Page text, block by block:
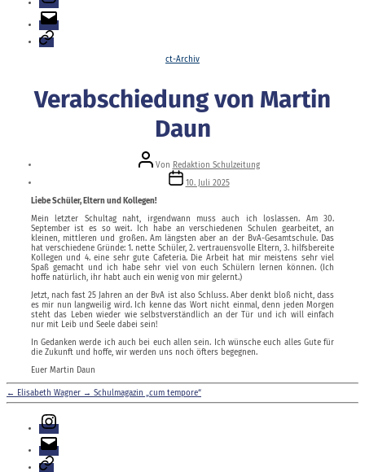
E-
Mail
Login
Kategorien
ct-Archiv
Verabschiedung von Martin
Daun
Beitragsautor
Von Redaktion Schulzeitung
Veröffentlichungsdatum
10. Juli 2025
Liebe Schüler, Eltern und Kollegen!
Mein letzter Schultag naht, irgendwann muss auch ich loslassen. Am 30.
September ist es so weit. Ich habe an verschiedenen Schulen gearbeitet, an
kleinen, mittleren und großen. Am längsten aber an der BvA-Gesamtschule. Das
hat verschiedene Gründe: 1. nette Schüler, 2. vertrauensvolle Eltern, 3. hilfsbereite
Kollegen und 4. eine sehr gute Cafeteria. Die Arbeit hat mir meistens sehr viel
Spaß gemacht und ich habe sehr viel von euch Schülern lernen können. (Ich
hoffe natürlich, ihr habt auch ein wenig von mir gelernt.)
Jetzt, nach fast 25 Jahren an der BvA ist also Schluss. Aber denkt bloß nicht, dass
es mir nun langweilig wird. Ich kenne das Wort nicht einmal, denn jeden Morgen
steht das Leben wieder wie selbstverständlich an der Tür und ich will einfach
nur mit Leib und Seele dabei sein!
In Gedanken werde ich auch bei euch allen sein. Ich wünsche euch alles Gute für
die Zukunft und hoffe, wir werden uns noch öfters begegnen.
Euer Martin Daun
← Elisabeth Wagner → Schulmagazin „cum tempore“
Instagram
E-
Mail
Login